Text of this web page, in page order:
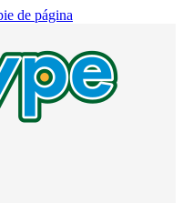
de página